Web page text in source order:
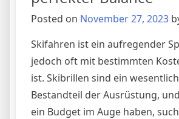
Posted on November 27, 2023
Skifahren ist ein aufregender
jedoch oft mit bestimmten
ist. Skibrillen sind ein
Bestandteil der Ausrüstung,
ein Budget im Auge haben,